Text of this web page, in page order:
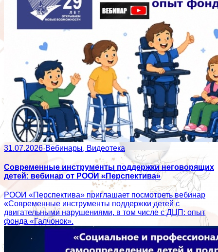
31.07.2026·Вебинары, Видеотека
Современные инструменты поддержки неговорящих
детей: вебинар от РООИ «Перспектива»
РООИ «Перспектива» приглашает посмотреть вебинар
«Современные инструменты поддержки детей с
двигательными нарушениями, в том числе с ДЦП: опыт
фонда «Галчонок».